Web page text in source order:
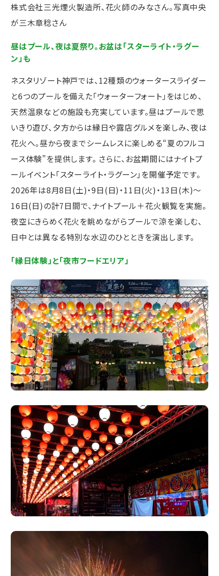
株式会社三光煙火製造所、花火師のみなさん。写真中央
が三木章稔さん
昼はプール、夜は夏祭り。お盆は「スターライト・ラグー
ン」も
ネスタリゾート神戸では、12種類のウォータースライダー
と6つのプールを備えた「ウォーターフォート」をはじめ、
天然温泉などの施設も充実しています。昼はプールで思
いきり遊び、夕方からは縁日や露店グルメを楽しみ、夜は
花火へ。昼から夜までシームレスに楽しめる“夏のフルコ
ース体験”を提供します。 さらに、お盆期間にはナイトプ
ールイベント「スターライト・ラグーン」を開催予定です。
2026年は8月8日(土)・9日(日)・11日(火)・13日(木)〜
16日(日)の計7日間で、ナイトプール＋花火観覧を実施。
夜空にきらめく花火を眺めながらプールで涼を楽しむ、
日中とは異なる特別な水辺のひとときを演出します。
「縁日体験」と「夜市フードエリア」